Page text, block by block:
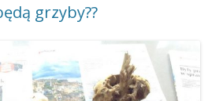
grzyby??